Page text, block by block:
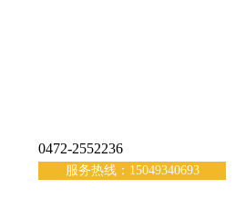
0472-2552236
服务热线：15049340693